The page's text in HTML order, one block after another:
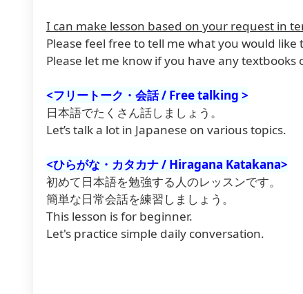
I can make lesson based on your request in
Please feel free to tell me what you would like
Please let me know if you have any
<フリートーク・会話 / Free talking >
日本語でたくさん話しましょう。
Let’s talk a lot in Japanese on various topics.
<ひらがな・カタカナ / Hiragana Katakana>
初めて日本語を勉強する人のレッスンです。
簡単な日常会話を練習しましょう。
This lesson is for beginner.
Let's practice simple daily conversation.